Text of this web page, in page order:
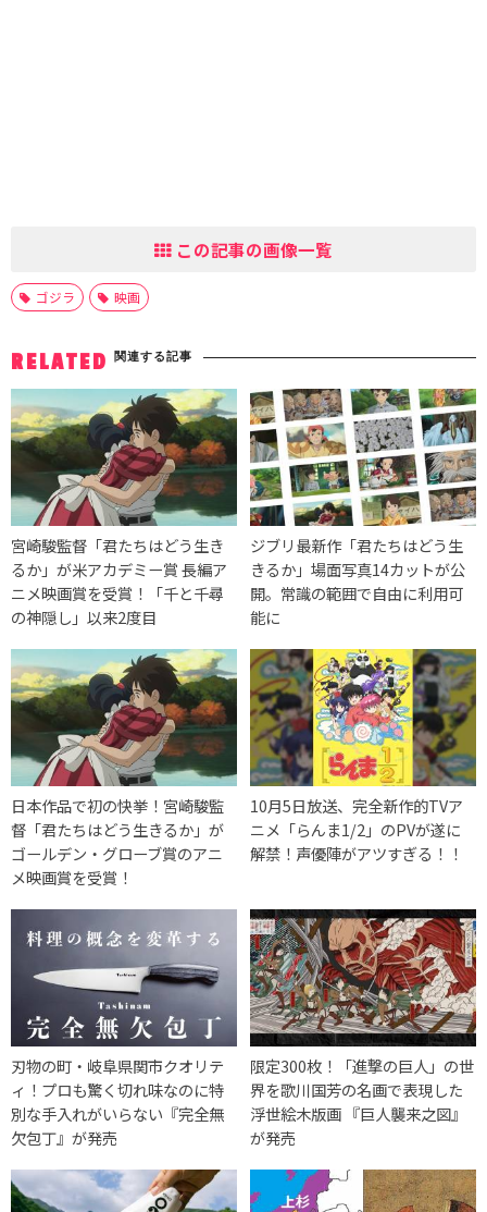
この記事の画像一覧
ゴジラ 映画
RELATED 関連する記事
宮崎駿監督「君たちはどう生き
るか」が米アカデミー賞 長編ア
ニメ映画賞を受賞！「千と千尋
の神隠し」以来2度目
ジブリ最新作「君たちはどう生
きるか」場面写真14カットが公
開。常識の範囲で自由に利用可
能に
日本作品で初の快挙！宮崎駿監
督「君たちはどう生きるか」が
ゴールデン・グローブ賞のアニ
メ映画賞を受賞！
10月5日放送、完全新作的TVア
ニメ「らんま1/2」のPVが遂に
解禁！声優陣がアツすぎる！！
刃物の町・岐阜県関市クオリテ
ィ！プロも驚く切れ味なのに特
別な手入れがいらない『完全無
欠包丁』が発売
限定300枚！「進撃の巨人」の世
界を歌川国芳の名画で表現した
浮世絵木版画 『巨人襲来之図』
が発売